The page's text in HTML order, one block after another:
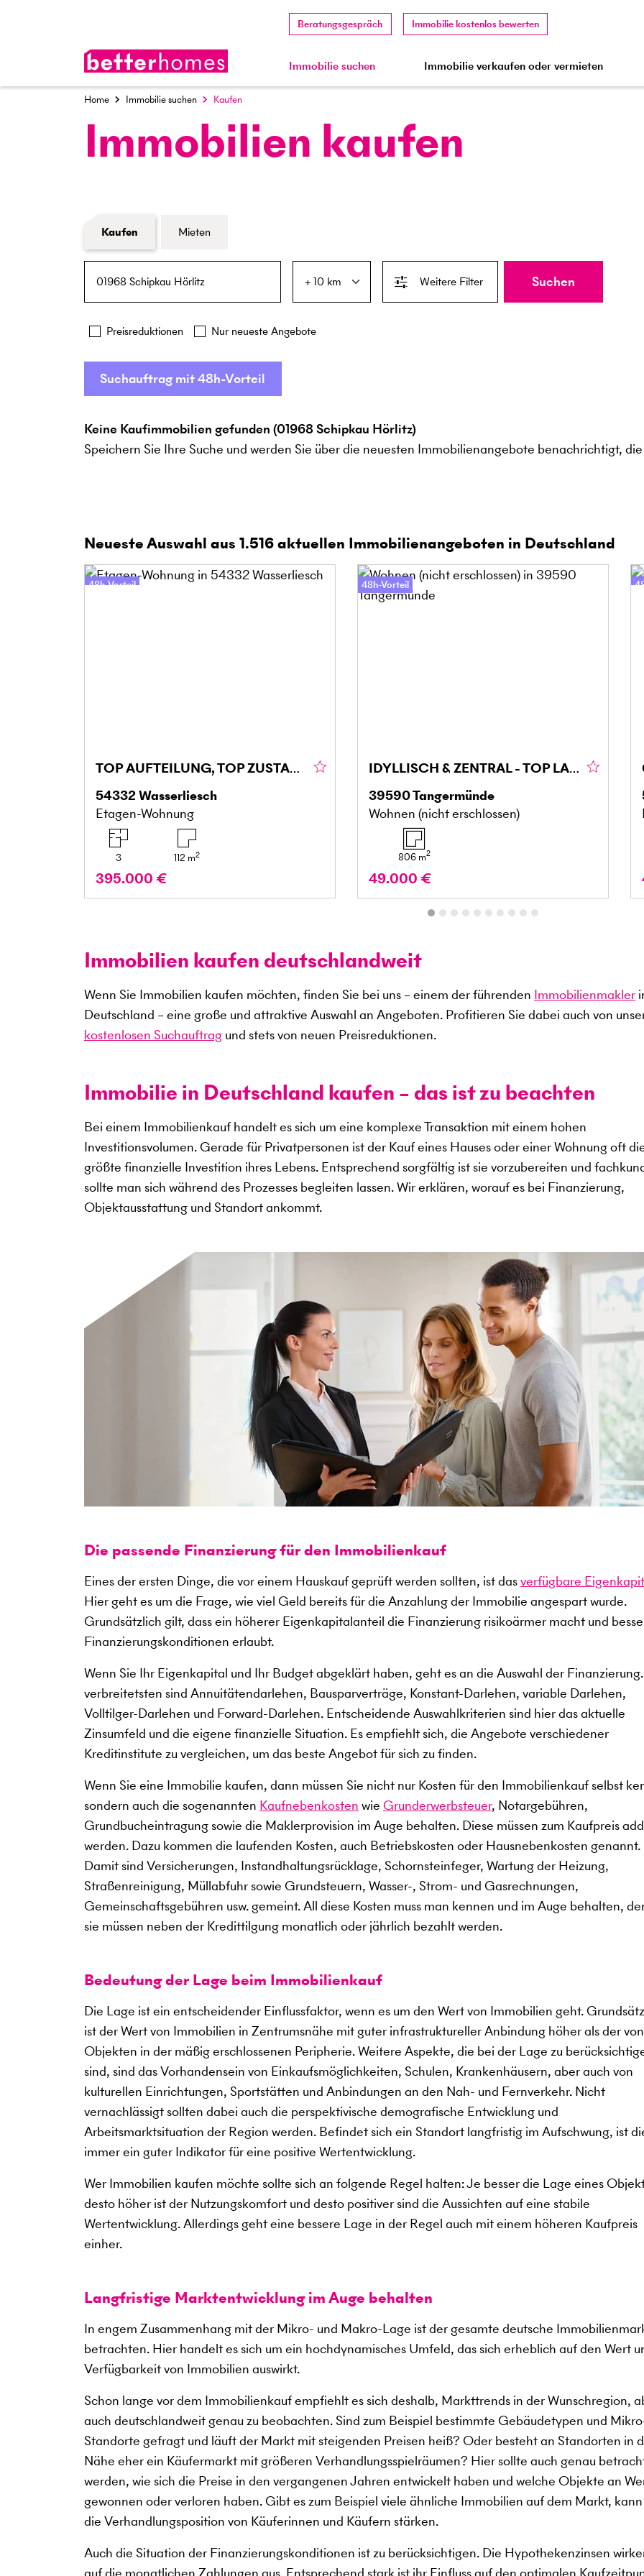
Beratungsgespräch Immobilie kostenlos bewerten
Immobilie suchen Immobilie verkaufen oder vermieten
Home Immobilie suchen Kaufen
Immobilien kaufen
Formular Immobiliensuche
Kaufen
Mieten
Weitere Filter
Preisreduktionen Nur neueste Angebote
Suchen
Suchauftrag mit 48h-Vorteil
Keine Kaufimmobilien gefunden (01968 Schipkau Hörlitz)
Speichern Sie Ihre Suche und werden Sie über die neuesten Immobilienangebote benachrichtigt,
Neueste Auswahl aus 1.516aktuellen Immobilienangeboten in Deutschland
48h-Vorteil
TOP AUFTEILUNG, TOP ZUSTAND, FAMIELIENFREUNDLICH
54332Wasserliesch
Etagen-Wohnung
3 112 m2
395.000 €
48h-Vorteil
IDYLLISCH & ZENTRAL - TOP LAGE MIT POTENZIAL
39590Tangermünde
Wohnen (nicht erschlossen)
806 m2
49.000 €
Immobilien kaufen deutschlandweit
Wenn Sie Immobilien kaufen möchten, finden Sie bei uns – einem der führenden Immobilienmakler
Deutschland – eine große und attraktive Auswahl an Angeboten. Profitieren Sie dabei auch von
kostenlosen Suchauftrag und stets von neuen Preisreduktionen.
Immobilie in Deutschland kaufen – das ist zu beachten
Bei einem Immobilienkauf handelt es sich um eine komplexe Transaktion mit einem hohen
Investitionsvolumen. Gerade für Privatpersonen ist der Kauf eines Hauses oder einer Wohnung oft
größte finanzielle Investition ihres Lebens. Entsprechend sorgfältig ist sie vorzubereiten und
sollte man sich während des Prozesses begleiten lassen. Wir erklären, worauf es bei Finanzierung,
Objektausstattung und Standort ankommt.
Die passende Finanzierung für den Immobilienkauf
Eines der ersten Dinge, die vor einem Hauskauf geprüft werden sollten, ist dasverfügbare
Hier geht es um die Frage, wie viel Geld bereits für die Anzahlung der Immobilie angespart wurde.
Grundsätzlich gilt, dass ein höherer Eigenkapitalanteil die Finanzierung risikoärmer macht und
Finanzierungskonditionen erlaubt.
Wenn Sie Ihr Eigenkapital und Ihr Budget abgeklärt haben, geht es an die Auswahl der
verbreitetsten sind Annuitätendarlehen, Bausparverträge, Konstant-Darlehen, variable Darlehen,
Volltilger-Darlehen und Forward-Darlehen. Entscheidende Auswahlkriterien sind hier das aktuelle
Zinsumfeld und die eigene finanzielle Situation. Es empfiehlt sich, die Angebote verschiedener
Kreditinstitute zu vergleichen, um das beste Angebot für sich zu finden.
Wenn Sie eine Immobilie kaufen, dann müssen Sie nicht nur Kosten für den Immobilienkauf selbst
sondern auch die sogenannten Kaufnebenkosten wie Grunderwerbsteuer, Notargebühren,
Grundbucheintragung sowie die Maklerprovision im Auge behalten. Diese müssen zum Kaufpreis
werden. Dazu kommen die laufenden Kosten, auch Betriebskosten oder Hausnebenkosten genannt.
Damit sind Versicherungen, Instandhaltungsrücklage, Schornsteinfeger, Wartung der Heizung,
Straßenreinigung, Müllabfuhr sowie Grundsteuern, Wasser-, Strom- und Gasrechnungen,
Gemeinschaftsgebühren usw. gemeint. All diese Kosten muss man kennen und im Auge behalten,
sie müssen neben der Kredittilgung monatlich oder jährlich bezahlt werden.
Bedeutung der Lage beim Immobilienkauf
Die Lage ist ein entscheidender Einflussfaktor, wenn es um den Wert von Immobilien geht.
ist der Wert von Immobilien in Zentrumsnähe mit guter infrastruktureller Anbindung höher als der von
Objekten in der mäßig erschlossenen Peripherie. Weitere Aspekte, die bei der Lage zu
sind, sind das Vorhandensein von Einkaufsmöglichkeiten, Schulen, Krankenhäusern, aber auch von
kulturellen Einrichtungen, Sportstätten und Anbindungen an den Nah- und Fernverkehr. Nicht
vernachlässigt sollten dabei auch die perspektivische demografische Entwicklung und
Arbeitsmarktsituation der Region werden. Befindet sich ein Standort langfristig im Aufschwung, ist
immer ein guter Indikator für eine positive Wertentwicklung.
Wer Immobilien kaufen möchte sollte sich an folgende Regel halten: Je besser die Lage eines
desto höher ist der Nutzungskomfort und desto positiver sind die Aussichten auf eine stabile
Wertentwicklung. Allerdings geht eine bessere Lage in der Regel auch mit einem höheren Kaufpreis
einher.
Langfristige Marktentwicklung im Auge behalten
In engem Zusammenhang mit der Mikro- und Makro-Lage ist der gesamte deutsche
betrachten. Hier handelt es sich um ein hochdynamisches Umfeld, das sich erheblich auf den Wert
Verfügbarkeit von Immobilien auswirkt.
Schon lange vor dem Immobilienkauf empfiehlt es sich deshalb, Markttrends in der Wunschregion,
auch deutschlandweit genau zu beobachten. Sind zum Beispiel bestimmte Gebäudetypen und
Standorte gefragt und läuft der Markt mit steigenden Preisen heiß? Oder besteht an Standorten in
Nähe eher ein Käufermarkt mit größeren Verhandlungsspielräumen? Hier sollte auch genau
werden, wie sich die Preise in den vergangenen Jahren entwickelt haben und welche Objekte an
gewonnen oder verloren haben. Gibt es zum Beispiel viele ähnliche Immobilien auf dem Markt,
die Verhandlungsposition von Käuferinnen und Käufern stärken.
Auch die Situation der Finanzierungskonditionen ist zu berücksichtigen. Die Hypothekenzinsen